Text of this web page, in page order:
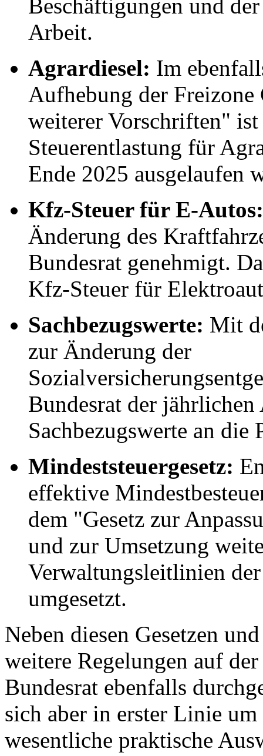
Beschäftigungen und
Arbeit.
Agrardiesel: Im
Aufhebung der
weiterer Vorschriften"
Steuerentlastung für
Ende 2025 ausgelaufen
Kfz-Steuer für E-Autos:
Änderung des
Bundesrat genehmigt.
Kfz-Steuer für
Sachbezugswerte: Mit
zur Änderung der
Bundesrat der jährlichen
Sachbezugswerte an
Mindeststeuergesetz:
effektive
dem "Gesetz zur
und zur Umsetzung
Verwaltungsleitlinien
umgesetzt.
Neben diesen Gesetzen
weitere Regelungen auf
Bundesrat ebenfalls
sich aber in erster Linie
wesentliche praktische